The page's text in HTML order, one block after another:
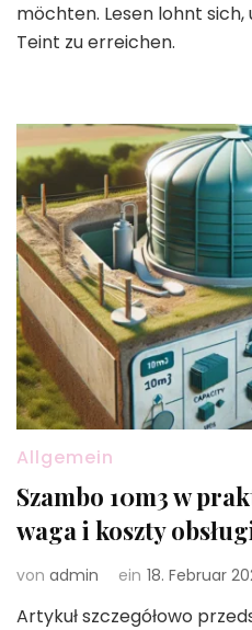
möchten. Lesen lohnt
Teint zu erreichen.
Allgemein
Szambo 10m3 w
waga i koszty
von admin ein 18. Februar
Artykuł szczegółowo